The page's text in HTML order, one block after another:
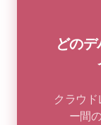
どの
クラウ
ー間